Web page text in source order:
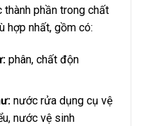
thành phần trong chất
hợp nhất, gồm có:
phân, chất độn
nước rửa dụng cụ vệ
nước vệ sinh